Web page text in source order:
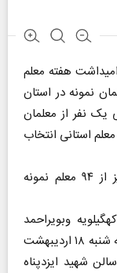
هفته معلم
نمونه در استان
یک نفر از معلمان
۸ نفر به عنوان معلم استانی انتخاب
وی افزود: در هفته بزرگداشت مقام معلم نیز از ۹۴ معلم نمونه
وبویراحمد
بیان کرد: آیین تجلیل از معلمان استانی روز سه شنبه ۱۸ اردیبهشت
شهید ایزدپناه